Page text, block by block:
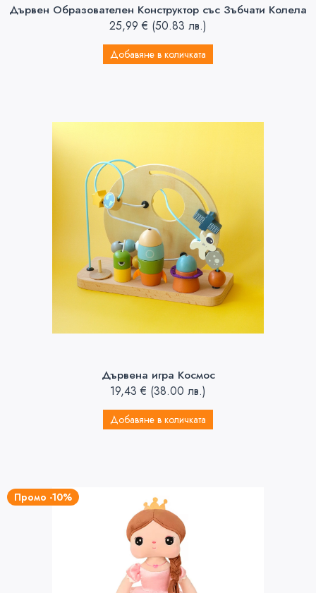
Дървен Образователен Конструктор със Зъбчати Колела
25,99€ (50.83 лв.)
Добавяне в количката
Дървена игра Космос
19,43€ (38.00 лв.)
Добавяне в количката
Промо -10%